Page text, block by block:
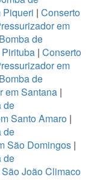
Piqueri | Conserto
em
de
| Conserto
em
de
em Santana|
de
Santo Amaro |
de
São Domingos|
de
João Climaco